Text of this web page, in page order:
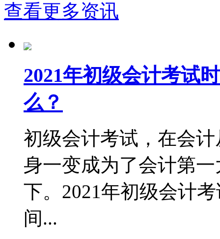
查看更多资讯
2021年初级会计考试
么？
初级会计考试，在会
身一变成为了会计第
下。2021年初级会计
间...